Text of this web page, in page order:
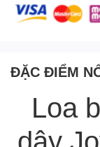
ĐẶC ĐIỂM
Loa